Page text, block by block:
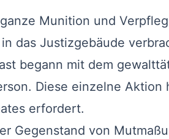
Munition und
das Justizgebäude
begann mit dem
Diese einzelne Aktion
erfordert.
Gegenstand von